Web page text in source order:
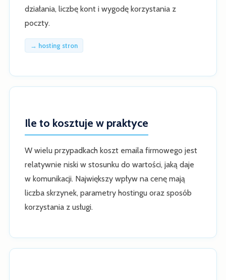
działania, liczbę kont i wygodę korzystania z
poczty.
→ hosting stron
Ile to kosztuje w praktyce
W wielu przypadkach koszt emaila firmowego jest
relatywnie niski w stosunku do wartości, jaką daje
w komunikacji. Największy wpływ na cenę mają
liczba skrzynek, parametry hostingu oraz sposób
korzystania z usługi.